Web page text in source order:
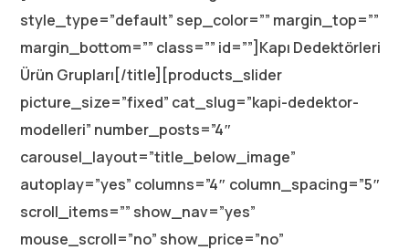
style_type=”default” sep_color=”” margin_top=””
margin_bottom=”” class=”” id=””]Kapı Dedektörleri
Ürün Grupları[/title][products_slider
picture_size=”fixed” cat_slug=”kapi-dedektor-
modelleri” number_posts=”4″
carousel_layout=”title_below_image”
autoplay=”yes” columns=”4″ column_spacing=”5″
scroll_items=”” show_nav=”yes”
mouse_scroll=”no” show_price=”no”